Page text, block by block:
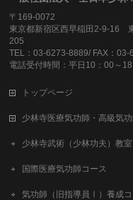
〒169-0072
東京都新宿区西早稲田2-9-16
205
TEL：03-6273-8889/ FAX：03-
電話受付時間：平日10：00～
トップページ
少林寺医療気功師・高級気
少林寺武術（少林功夫）教室
国際医療気功師コース
気功師（旧指導員Ⅰ）養成コ